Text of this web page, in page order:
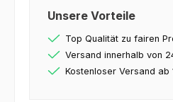
Unsere Vorteile
Top Qualität zu fairen
Versand innerhalb von
Kostenloser Versand